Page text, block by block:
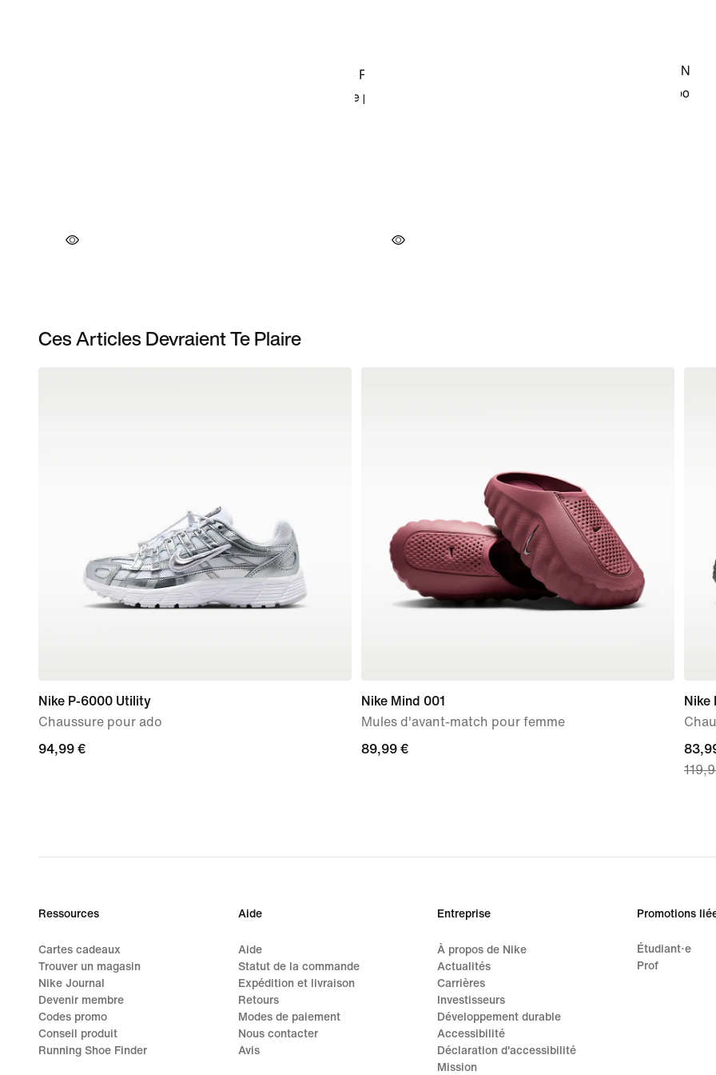
Ces Articles Devraient Te Plaire
Nike P-6000 Utility
Chaussure pour ado
94,99 €
94,99 €
Nike Mind 001
Mules d'avant-match pour femme
89,99 €
89,99 €
Nike
price
Ressources
Cartes cadeaux
Trouver un magasin
Nike Journal
Devenir membre
Codes promo
Conseil produit
Running Shoe Finder
Aide
Aide
Statut de la commande
Expédition et livraison
Retours
Modes de paiement
Nous contacter
Avis
Entreprise
À propos de Nike
Actualités
Carrières
Investisseurs
Développement durable
Accessibilité
Déclaration d'accessibilité
Mission
Promotions
Étudiant·e
Prof